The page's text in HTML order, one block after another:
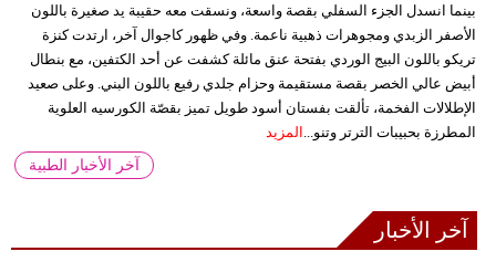
بينما انسدل الجزء السفلي بقصة واسعة، ونسقت معه حقيبة يد صغيرة باللون
الأصفر الزبدي ومجوهرات ذهبية ناعمة. وفي ظهور كاجوال آخر، ارتدت كنزة
تريكو باللون البيج الوردي بفتحة عنق مائلة كشفت عن أحد الكتفين، مع بنطال
أبيض عالي الخصر بقصة مستقيمة وحزام جلدي رفيع باللون البني. وعلى صعيد
الإطلالات الفخمة، تألقت بفستان أسود طويل تميز بقصّة الكورسيه العلوية
المطرزة بحبيبات الترتر وتنو...
المزيد
آخر الأخبار الطبية
آخر الأخبار